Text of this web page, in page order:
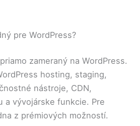
pre WordPress?
zameraný na WordPress.
hosting, staging,
nástroje, CDN,
a vývojárske funkcie. Pre
z prémiových možností.